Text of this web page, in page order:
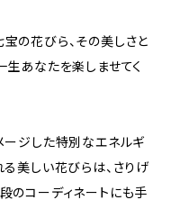
の花びら、その美しさと
あなたを楽しませてく
ージした特別なエネルギ
美しい花びらは、さりげ
のコーディネートにも手